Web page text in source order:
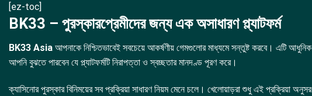
[ez-toc]
BK33 – পুরস্কারপ্রেমীদের জন্য এক অসাধারণ প্ল্যাটফর্ম
BK33 Asia আপনাকে নিশ্চিতভাবেই সবচেয়ে আকর্ষণীয় গেমগুলোর মাধ্যমে সন্তুষ্ট করবে। এটি
আপনি বুঝতে পারবেন যে প্ল্যাটফর্মটি নিরাপত্তা ও স্বচ্ছতার মানদণ্ড পূরণ করে।
ক্যাসিনোর পুরস্কার বিনিময়ের সব প্রক্রিয়া সাধারণ নিয়ম মেনে চলে। খেলোয়াড়রা শুধু এই প্রক্রিয়া